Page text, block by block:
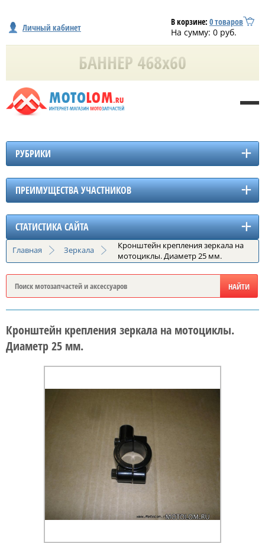
Личный кабинет В корзине: 0товаров
На сумму: 0 руб.
РУБРИКИ
ПРЕИМУЩЕСТВА УЧАСТНИКОВ
СТАТИСТИКА САЙТА
Главная Зеркала
Кронштейн крепления зеркала на
мотоциклы. Диаметр 25 мм.
Кронштейн крепления зеркала на мотоциклы.
Диаметр 25 мм.